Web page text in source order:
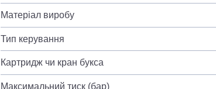
Матеріал виробу
Тип керування
Картридж чи кран букса
Максимальний тиск (бар)